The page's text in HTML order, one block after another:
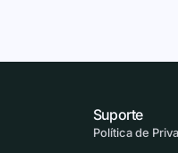
Suporte
Política de